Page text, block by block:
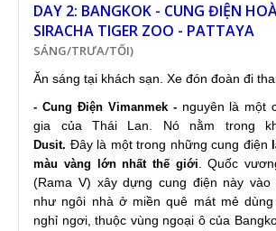
DAY 2: BANGKOK - CUNG ĐIỆN
SIRACHA TIGER ZOO - PATTAYA
SÁNG/TRƯA/TỐI)
Ăn sáng tại khách sạn. Xe đón đoàn đi
-Cung Điện Vimanmek- nguyên là một
gia của Thái Lan. Nó nằm trong
Dusit. Đây là một trong những cung điện
màu vàng
lớn nhất thế giới. Quốc
(Rama V) xây dựng cung điện này vào
như ngôi nhà ở miền quê mát mẻ
nghỉ ngơi, thuộc vùng ngoại ô của